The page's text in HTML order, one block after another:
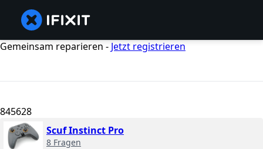
Gemeinsam reparieren - Jetzt registrieren
845628
Scuf Instinct Pro
8 Fragen